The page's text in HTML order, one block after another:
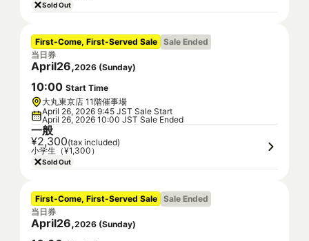
Sold Out
First-Come, First-Served Sale Sale Ended
当日券
April26,2026 (Sunday)
10:00 Start Time
大丸東京店 11階催事場
April 26, 2026 9:45 JST Sale Start
April 26, 2026 10:00 JST Sale Ended
一般
¥2,300(tax included)
小学生（¥1,300）
Sold Out
First-Come, First-Served Sale Sale Ended
当日券
April26,2026 (Sunday)